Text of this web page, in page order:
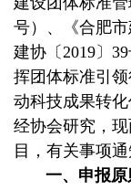
号）、《合肥
建协〔2019〕
挥团体标准引
动科技成果转
经协会研究，
目，有关事项通
一、申报原